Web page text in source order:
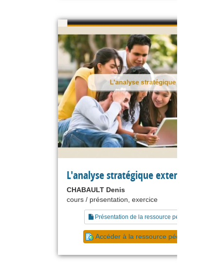
L'analyse stratégique externe
CHABAULT Denis
cours / présentation, exercice
Présentation de la ressource pédagogique
Accéder à la ressource pédagogique